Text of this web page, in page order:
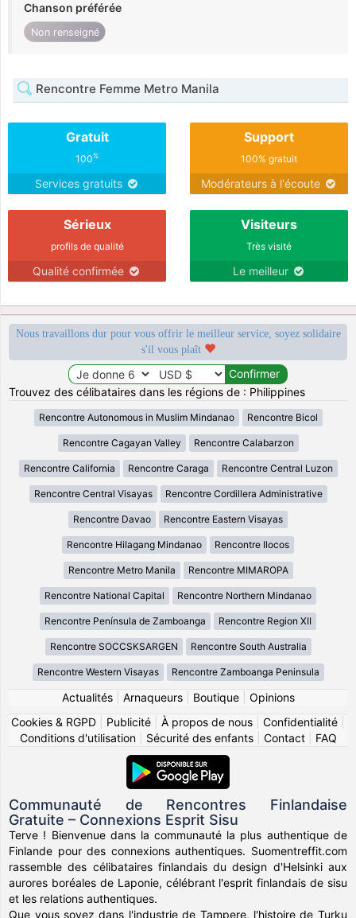
Chanson préférée
Non renseigné
Rencontre Femme Metro Manila
Gratuit
100%
Services gratuits
Support
100% gratuit
Modérateurs à l'écoute
Sérieux
profils de qualité
Qualité confirmée
Visiteurs
Très visité
Le meilleur
Nous travaillons dur pour vous offrir le meilleur service, soyez solidaire
s'il vous plaît
Trouvez des célibataires dans les régions de : Philippines
Rencontre Autonomous in Muslim Mindanao Rencontre Bicol
Rencontre Cagayan Valley Rencontre Calabarzon
Rencontre California Rencontre Caraga Rencontre Central Luzon
Rencontre Central Visayas Rencontre Cordillera Administrative
Rencontre Davao Rencontre Eastern Visayas
Rencontre Hilagang Mindanao Rencontre Ilocos
Rencontre Metro Manila Rencontre MIMAROPA
Rencontre National Capital Rencontre Northern Mindanao
Rencontre Península de Zamboanga Rencontre Region XII
Rencontre SOCCSKSARGEN Rencontre South Australia
Rencontre Western Visayas Rencontre Zamboanga Peninsula
Actualités| Arnaqueurs| Boutique| Opinions
Cookies & RGPD
Publicité À propos de nous Confidentialité
Conditions d'utilisation| Sécurité des enfants| Contact| FAQ
Communauté de Rencontres Finlandaise
Gratuite – Connexions Esprit Sisu
Terve ! Bienvenue dans la communauté la plus authentique de
Finlande pour des connexions authentiques. Suomentreffit.com
rassemble des célibataires finlandais du design d'Helsinki aux
aurores boréales de Laponie, célébrant l'esprit finlandais de sisu
et les relations authentiques.
Que vous soyez dans l'industrie de Tampere, l'histoire de Turku